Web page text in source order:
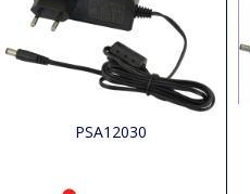
PSA12030